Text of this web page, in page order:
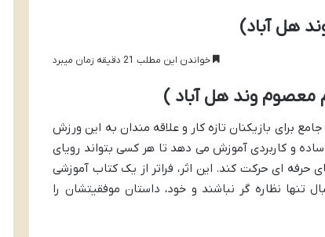
هل آباد)
خواندن این مطلب 21 دقیقه زمان میبرد
معصوم وند هل آباد )
برای بازیکنان تازه کار و علاقه مندان به این ورزش
و کاربردی آموزش می دهد تا هر کسی بتواند رویای
ای حرکت کند. این اثر، فراتر از یک کتاب آموزشی
نظاره گر نباشند و خود، داستان موفقیتشان را